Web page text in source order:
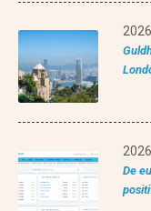
De